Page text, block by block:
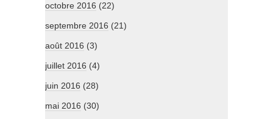
octobre 2016 (22)
septembre 2016 (21)
août 2016 (3)
juillet 2016 (4)
juin 2016 (28)
mai 2016 (30)